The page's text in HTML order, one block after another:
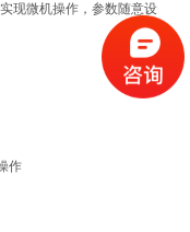
现微机操作，参数随意设
作